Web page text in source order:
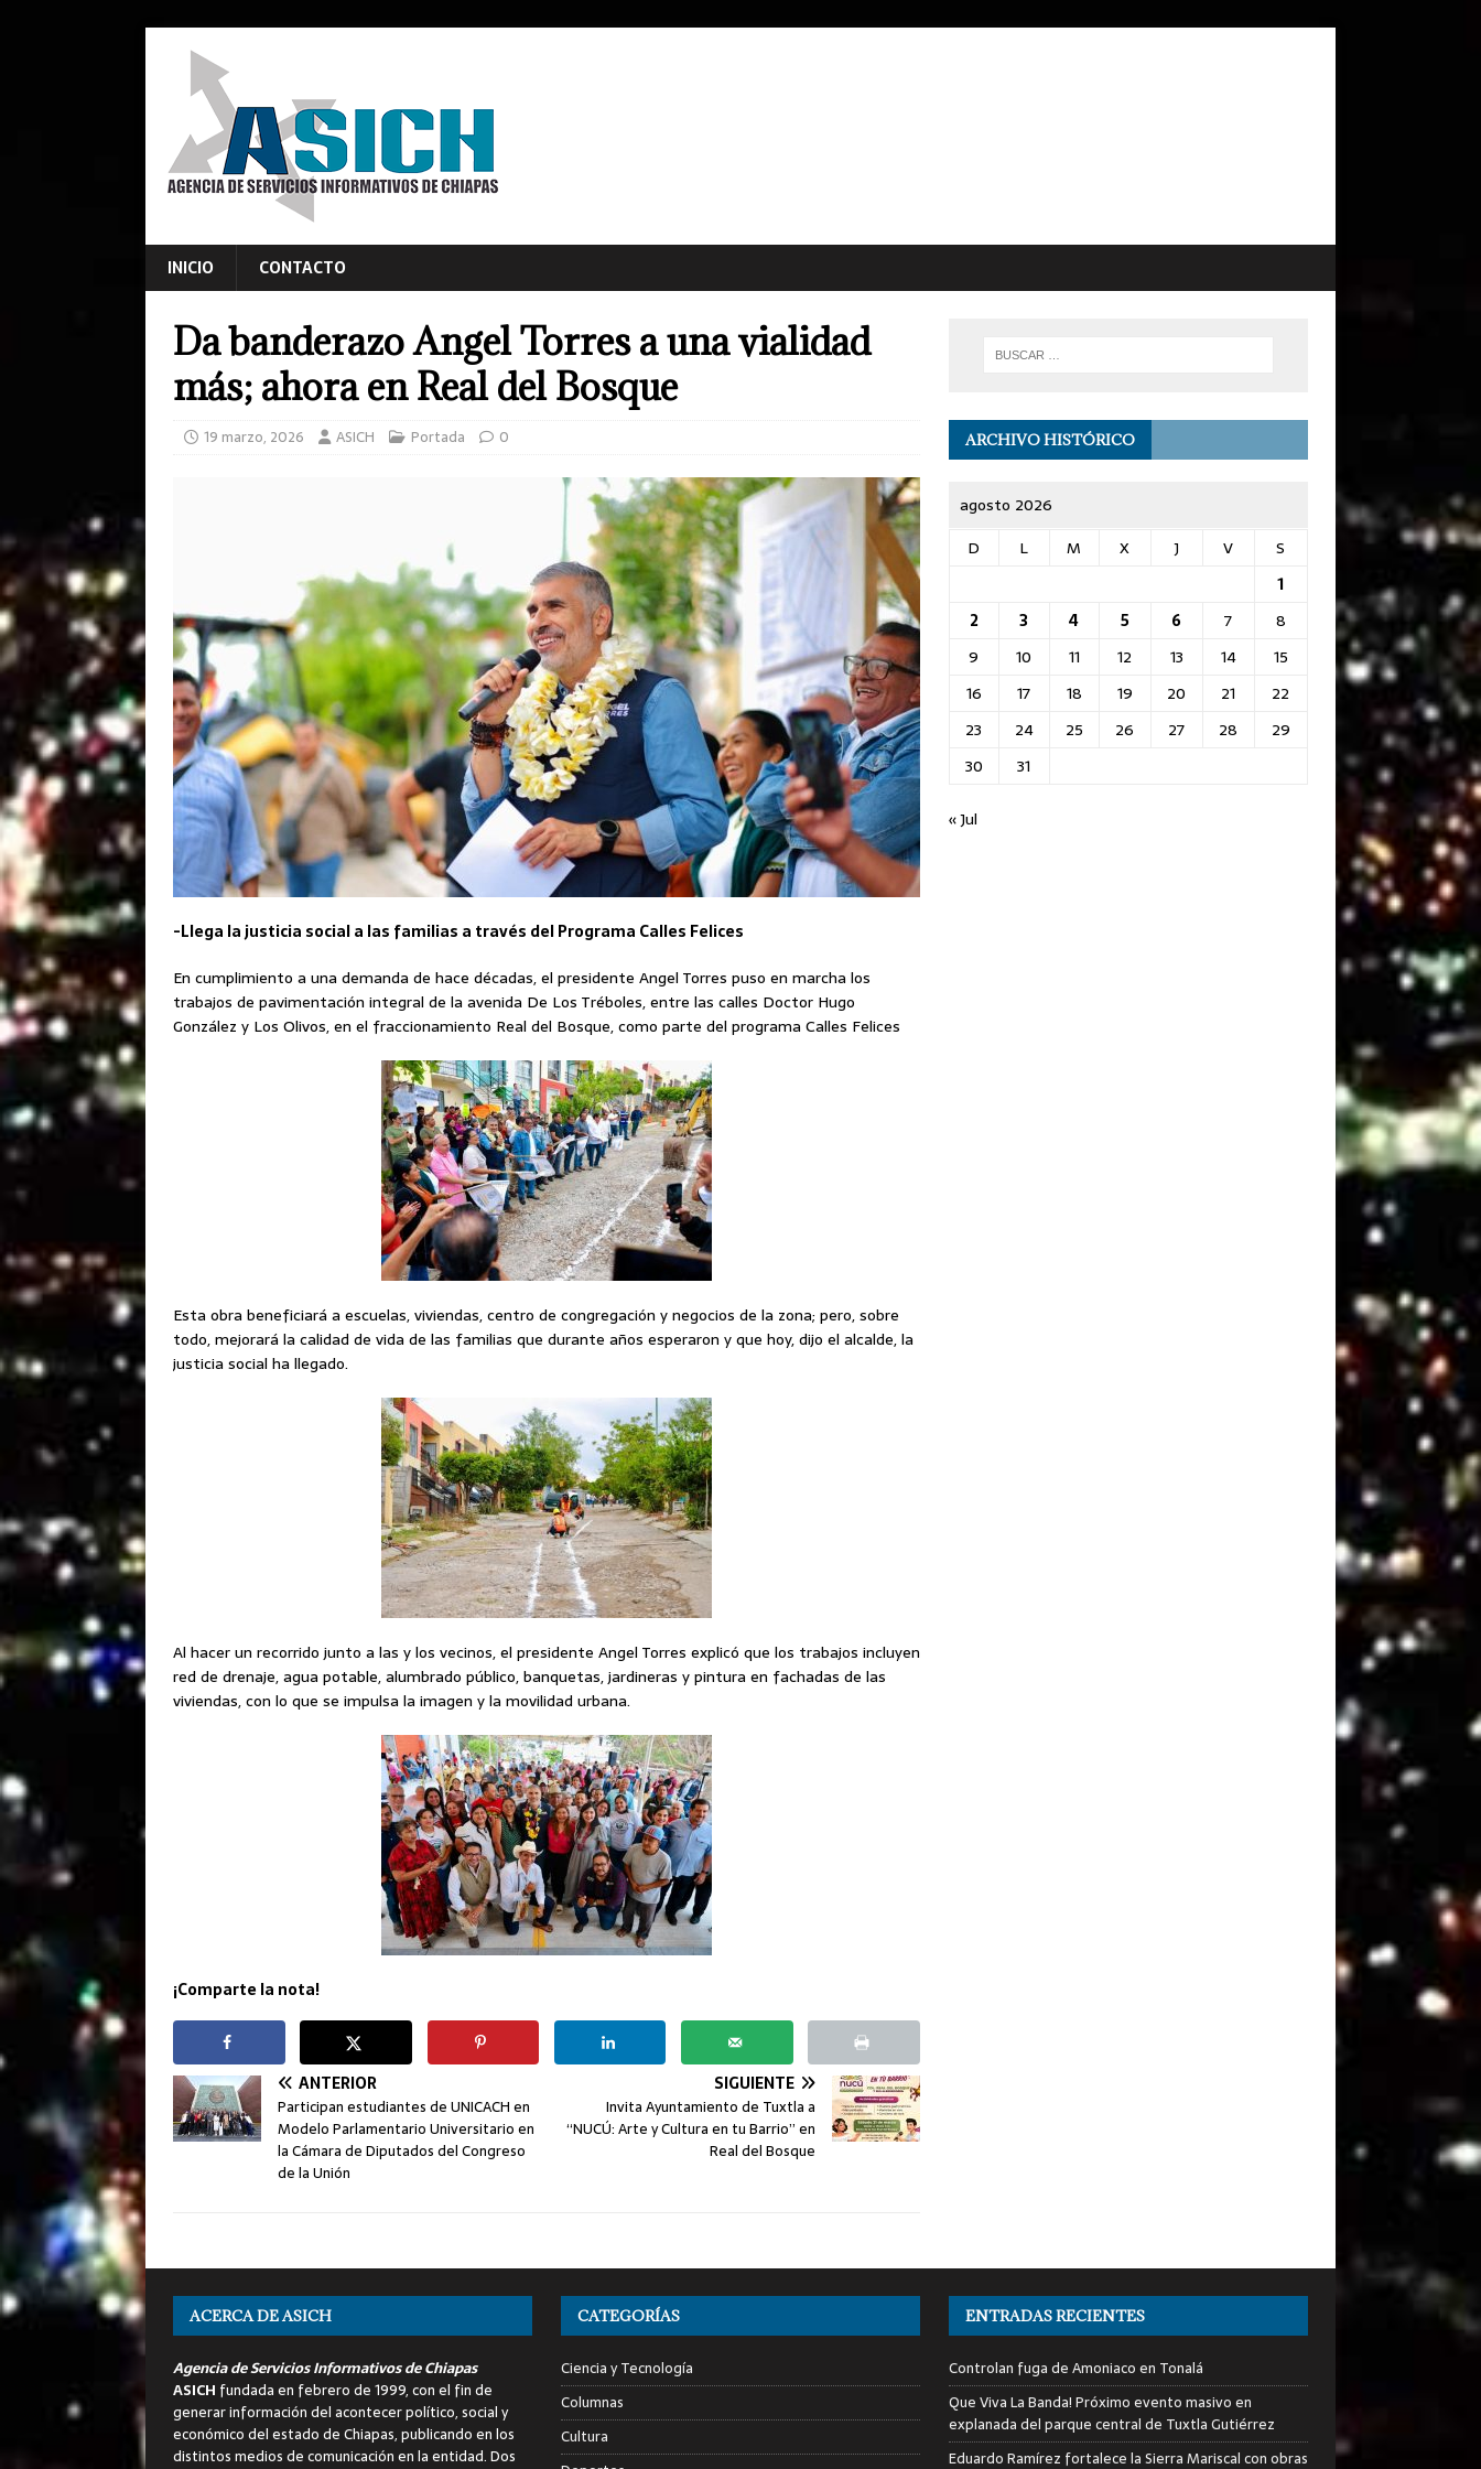
INICIO CONTACTO
Da banderazo Angel Torres a una vialidad
más; ahora en Real del Bosque
19 marzo, 2026 ASICH Portada 0
-Llega la justicia social a las familias a través del Programa Calles Felices
En cumplimiento a una demanda de hace décadas, el presidente Angel Torres puso en marcha los
trabajos de pavimentación integral de la avenida De Los Tréboles, entre las calles Doctor Hugo
González y Los Olivos, en el fraccionamiento Real del Bosque, como parte del programa Calles Felices
Esta obra beneficiará a escuelas, viviendas, centro de congregación y negocios de la zona; pero, sobre
todo, mejorará la calidad de vida de las familias que durante años esperaron y que hoy, dijo el alcalde, la
justicia social ha llegado.
Al hacer un recorrido junto a las y los vecinos, el presidente Angel Torres explicó que los trabajos incluyen
red de drenaje, agua potable, alumbrado público, banquetas, jardineras y pintura en fachadas de las
viviendas, con lo que se impulsa la imagen y la movilidad urbana.
¡Comparte la nota!
ANTERIOR
Participan estudiantes de UNICACH en
Modelo Parlamentario Universitario en
la Cámara de Diputados del Congreso
de la Unión
SIGUIENTE
Invita Ayuntamiento de Tuxtla a
“NUCÚ: Arte y Cultura en tu Barrio” en
Real del Bosque
ARCHIVO HISTÓRICO
agosto 2026
D
L M X J V
S
1
2
3 4 5 6 7
8
9
10 11 12 13 14
15
16
17 18 19 20 21
22
23
24 25 26 27 28
29
30
31
« Jul
ACERCA DE ASICH
Agencia de Servicios Informativos de Chiapas
ASICH fundada en febrero de 1999, con el fin de
generar información del acontecer político, social y
económico del estado de Chiapas, publicando en los
distintos medios de comunicación en la entidad. Dos
CATEGORÍAS
Ciencia y Tecnología
Columnas
Cultura
ENTRADAS RECIENTES
Controlan fuga de Amoniaco en Tonalá
Que Viva La Banda! Próximo evento masivo en
explanada del parque central de Tuxtla Gutiérrez
Eduardo Ramírez fortalece la Sierra Mariscal con obras